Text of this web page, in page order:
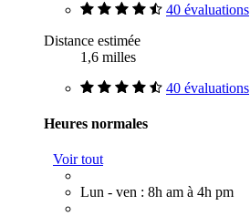
40 évaluations
Distance estimée
1,6 milles
40 évaluations
Heures normales
Voir tout
Lun - ven : 8h am à 4h pm